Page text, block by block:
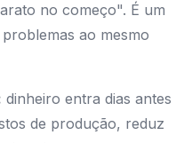
no começo". É um
ao mesmo
dinheiro entra dias antes
de produção, reduz